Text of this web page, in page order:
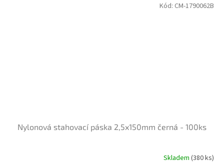
Nylonová stahovací páska 2,5x150mm černá - 100ks
Skladem (380 ks)
Kód: CM-1790062B